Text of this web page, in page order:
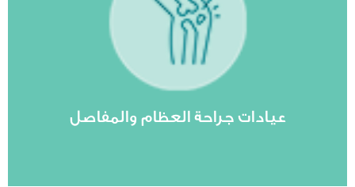
جراحة العظام والمفاصل
الورك أو الركبة، ومشاكل العظام أو المفاصل
الإصابات الرياضية. لمعرفة أشهر وأفضل عيادات
العظام والمفاصل يرجى متابعة قراءة هذه